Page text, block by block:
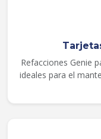
Refacciones Genie
ideales para el